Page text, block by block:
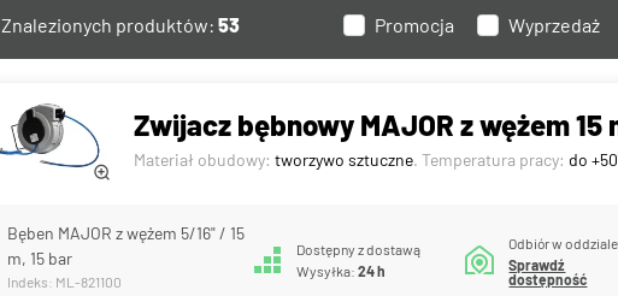
Wybierz
Do - +
Od
Znalezionych produktów: 53 Promocja Wyprzedaż
Zwijacz bębnowy MAJOR z wężem 15
Materiał obudowy: tworzywo sztuczne. Temperatura pracy: do
Bęben MAJOR z wężem 5/16" / 15
m, 15 bar
Indeks: ML-821100
Dostępny z dostawą
Wysyłka:24 h
Odbiór w oddziale
Sprawdź
dostępność